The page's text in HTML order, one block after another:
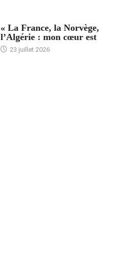
« La France, la Norvège,
l’Algérie : mon cœur est
23 juillet 2026